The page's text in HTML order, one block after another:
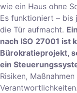
wie ein Haus ohne
Es funktioniert – bis
die Tür aufmacht.
nach ISO 27001 ist
Bürokratieprojekt,
ein
Risiken, Maßnahmen
Verantwortlichkeiten.